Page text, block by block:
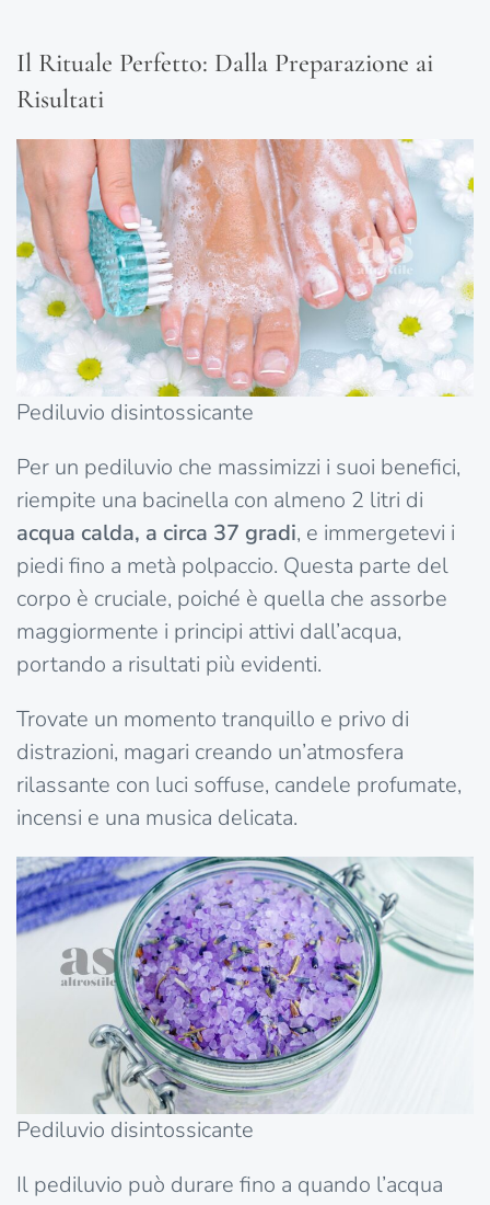
Il Rituale Perfetto: Dalla Preparazione ai
Risultati
Pediluvio disintossicante
Per un pediluvio che massimizzi i suoi benefici,
riempite una bacinella con almeno 2 litri di
acqua calda, a circa 37 gradi, e immergetevi i
piedi fino a metà polpaccio. Questa parte del
corpo è cruciale, poiché è quella che assorbe
maggiormente i principi attivi dall’acqua,
portando a risultati più evidenti.
Trovate un momento tranquillo e privo di
distrazioni, magari creando un’atmosfera
rilassante con luci soffuse, candele profumate,
incensi e una musica delicata.
Pediluvio disintossicante
Il pediluvio può durare fino a quando l’acqua